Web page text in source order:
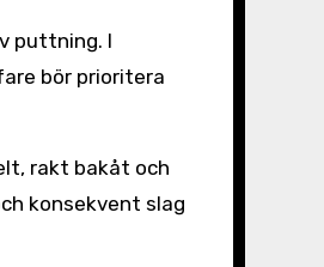
puttning. I
bör prioritera
rakt bakåt och
konsekvent slag